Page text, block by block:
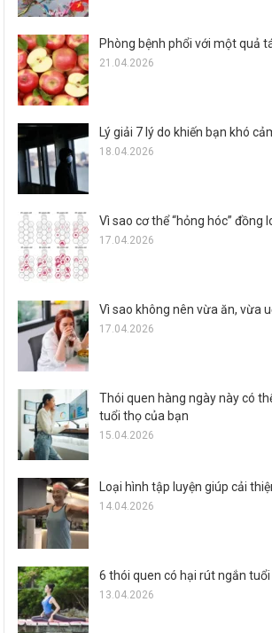
Phòng bệnh phổi với một quả
21.04.2026
Lý giải 7 lý do khiến bạn khó
18.04.2026
Vì sao cơ thể “hỏng hóc” đồng
17.04.2026
Vì sao không nên vừa ăn, vừa
17.04.2026
Thói quen hàng ngày này có
tuổi thọ của bạn
15.04.2026
Loại hình tập luyện giúp cải
14.04.2026
6 thói quen có hại rút ngắn
13.04.2026